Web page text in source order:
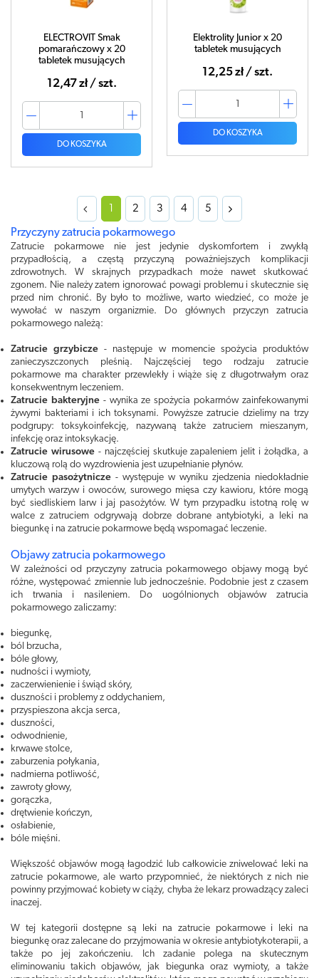
ELECTROVIT Smak
pomarańczowy x 20
tabletek musujących
12,47 zł / szt.
DO KOSZYKA
Elektrolity Junior x 20
tabletek musujących
12,25 zł / szt.
DO KOSZYKA
1 2 3 4 5
Przyczyny zatrucia pokarmowego
Zatrucie pokarmowe nie jest jedynie dyskomfortem i zwykłą
przypadłością, a częstą przyczyną poważniejszych komplikacji
zdrowotnych. W skrajnych przypadkach może nawet skutkować
zgonem. Nie należy zatem ignorować powagi problemu i skutecznie się
przed nim chronić. By było to możliwe, warto wiedzieć, co może je
wywołać w naszym organizmie. Do głównych przyczyn zatrucia
pokarmowego należą:
Zatrucie grzybicze - następuje w momencie spożycia produktów
zanieczyszczonych pleśnią. Najczęściej tego rodzaju zatrucie
pokarmowe ma charakter przewlekły i wiąże się z długotrwałym oraz
konsekwentnym leczeniem.
Zatrucie bakteryjne- wynika ze spożycia pokarmów zainfekowanymi
żywymi bakteriami i ich toksynami. Powyższe zatrucie dzielimy na trzy
podgrupy: toksykoinfekcję, nazywaną także zatruciem mieszanym,
infekcję oraz intoksykację.
Zatrucie wirusowe- najczęściej skutkuje zapaleniem jelit i żołądka, a
kluczową rolą do wyzdrowienia jest uzupełnianie płynów.
Zatrucie pasożytnicze - występuje w wyniku zjedzenia niedokładnie
umytych warzyw i owoców, surowego mięsa czy kawioru, które mogą
być siedliskiem larw i jaj pasożytów. W tym przypadku istotną rolę w
walce z zatruciem odgrywają dobrze dobrane antybiotyki, a leki na
biegunkę i na zatrucie pokarmowe będą wspomagać leczenie.
Objawy zatrucia pokarmowego
W zależności od przyczyny zatrucia pokarmowego objawy mogą być
różne, występować zmiennie lub jednocześnie. Podobnie jest z czasem
ich trwania i nasileniem. Do uogólnionych objawów zatrucia
pokarmowego zaliczamy:
biegunkę,
ból brzucha,
bóle głowy,
nudności i wymioty,
zaczerwienienie i świąd skóry,
duszności i problemy z oddychaniem,
przyspieszona akcja serca,
duszności,
odwodnienie,
krwawe stolce,
zaburzenia połykania,
nadmierna potliwość,
zawroty głowy,
gorączka,
drętwienie kończyn,
osłabienie,
bóle mięśni.
Większość objawów mogą łagodzić lub całkowicie zniwelować leki na
zatrucie pokarmowe, ale warto przypomnieć, że niektórych z nich nie
powinny przyjmować kobiety w ciąży, chyba że lekarz prowadzący zaleci
inaczej.
W tej kategorii dostępne są leki na zatrucie pokarmowe i leki na
biegunkę oraz zalecane do przyjmowania w okresie antybiotykoterapii, a
także po jej zakończeniu. Ich zadanie polega na skutecznym
eliminowaniu takich objawów, jak biegunka oraz wymioty, a także